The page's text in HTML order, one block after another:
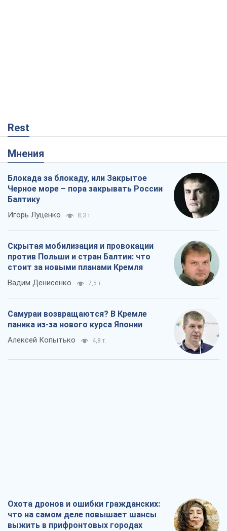
Rest
Мнения
Блокада за блокаду, или Закрытое
Черное море – пора закрывать России
Балтику
Игорь Луценко 8,3 т.
Скрытая мобилизация и провокации
против Польши и стран Балтии: что
стоит за новыми планами Кремля
Вадим Денисенко 7,5 т.
Самураи возвращаются? В Кремле
паника из-за нового курса Японии
Алексей Копытько 4,8 т.
Охота дронов и ошибки гражданских:
что на самом деле повышает шансы
выжить в прифронтовых городах